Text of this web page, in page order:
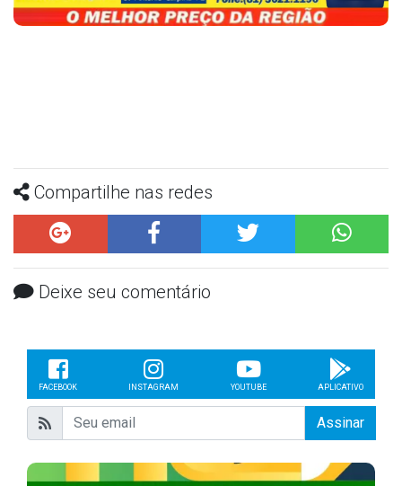
Compartilhe nas redes
Deixe seu comentário
FACEBOOK INSTAGRAM YOUTUBE APLICATIVO
Assinar